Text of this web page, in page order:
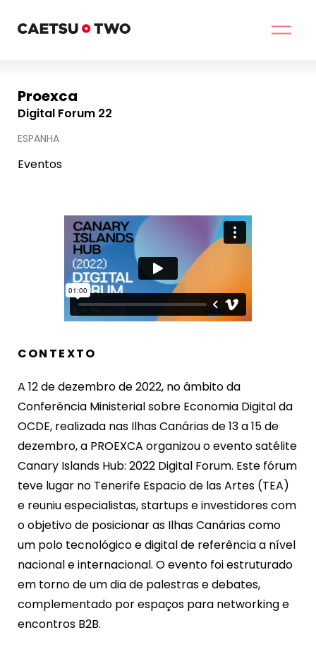
Proexca
Digital Forum 22
ESPANHA
Eventos
CONTEXTO
A 12 de dezembro de 2022, no âmbito da
Conferência Ministerial sobre Economia Digital da
OCDE, realizada nas Ilhas Canárias de 13 a 15 de
dezembro, a PROEXCA organizou o evento satélite
Canary Islands Hub: 2022 Digital Forum. Este fórum
teve lugar no Tenerife Espacio de las Artes (TEA)
e reuniu especialistas, startups e investidores com
o objetivo de posicionar as Ilhas Canárias como
um polo tecnológico e digital de referência a nível
nacional e internacional. O evento foi estruturado
em torno de um dia de palestras e debates,
complementado por espaços para networking e
encontros B2B.